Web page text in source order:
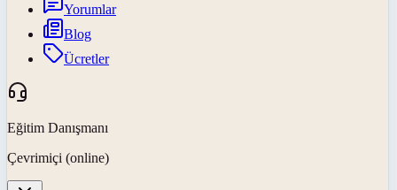
Yorumlar
Blog
Ücretler
Eğitim Danışmanı
Çevrimiçi (online)